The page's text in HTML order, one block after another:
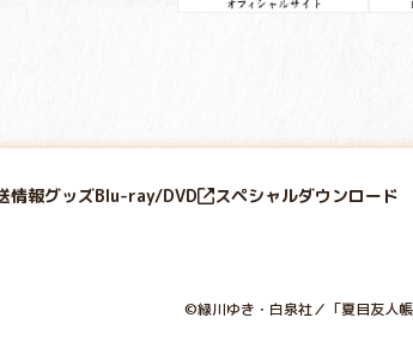
情報グッズBlu-ray/DVD スペシャルダウンロード
©緑川ゆき・白泉社／「夏目友人